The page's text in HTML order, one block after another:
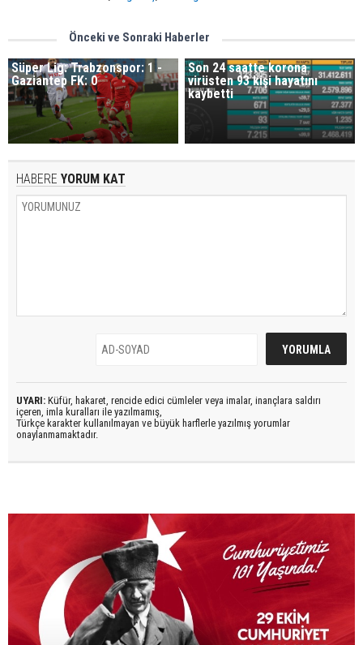
Önceki ve Sonraki Haberler
Süper Lig: Trabzonspor: 1 -
Gaziantep FK: 0
Son 24 saatte korona
virüsten 93 kişi hayatını
kaybetti
HABERE YORUM KAT
UYARI: Küfür, hakaret, rencide edici cümleler veya imalar, inançlara saldırı
içeren, imla kuralları ile yazılmamış,
Türkçe karakter kullanılmayan ve büyük harflerle yazılmış yorumlar
onaylanmamaktadır.